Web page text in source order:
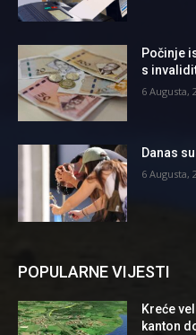
Počinje
s
6 Augusta,
Danas
6 Augusta,
POPULARNE VIJESTI
Kreće
kanton